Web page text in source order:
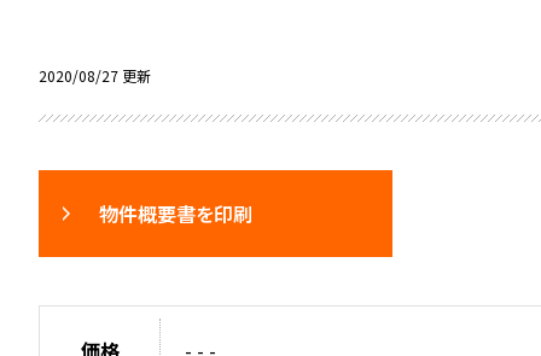
2020/08/27 更新
物件概要書を印刷
価格 - - -